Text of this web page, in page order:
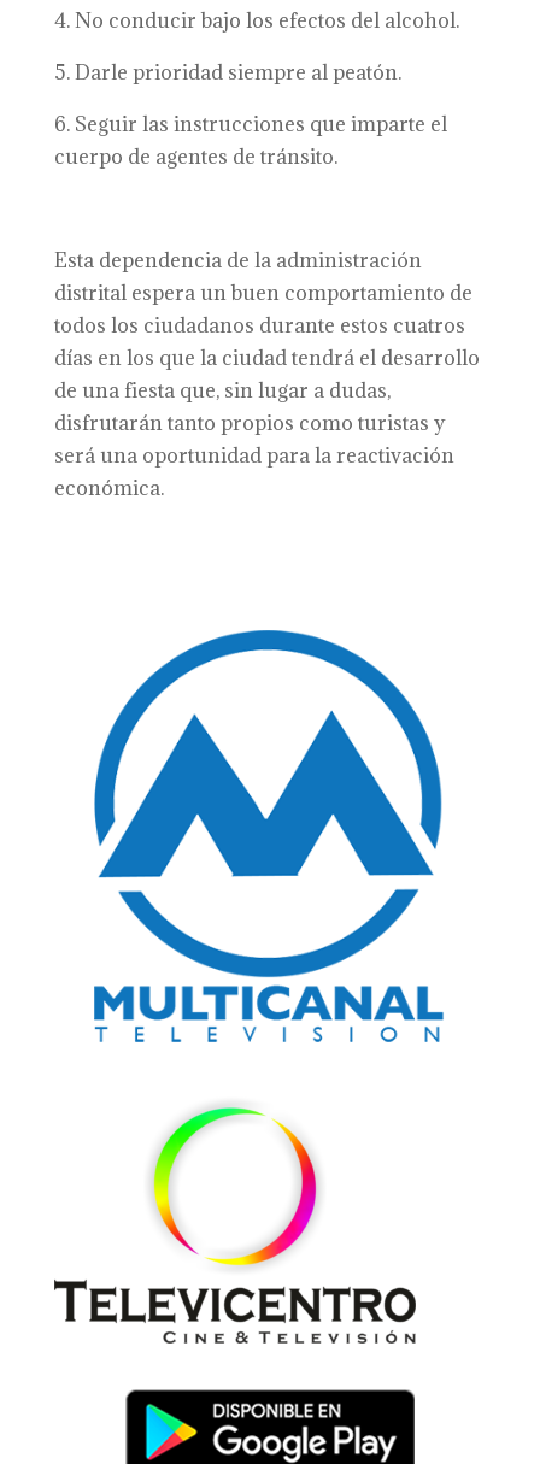
4. No conducir bajo los efectos del alcohol.
5. Darle prioridad siempre al peatón.
6. Seguir las instrucciones que imparte el
cuerpo de agentes de tránsito.
Esta dependencia de la administración
distrital espera un buen comportamiento de
todos los ciudadanos durante estos cuatros
días en los que la ciudad tendrá el desarrollo
de una fiesta que, sin lugar a dudas,
disfrutarán tanto propios como turistas y
será una oportunidad para la reactivación
económica.